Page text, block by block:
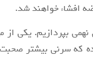
افشاء خواهند شد.
بپردازیم. یکی از
که سرنی بیشتر